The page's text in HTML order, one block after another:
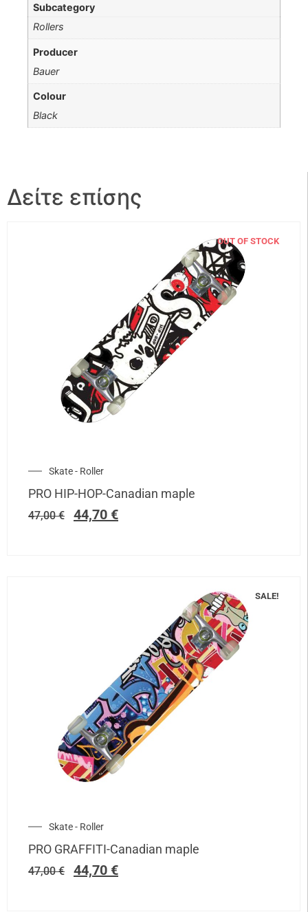
Δείτε επίσης
OUT OF STOCK
Skate - Roller
PRO HIP-HOP-Canadian maple
47,00€ 44,70 €
SALE!
Skate - Roller
PRO GRAFFITI-Canadian maple
47,00€ 44,70 €
Subcategory
Rollers
Producer
Bauer
Colour
Black